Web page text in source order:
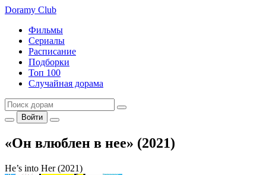
Doramy Club
Фильмы
Сериалы
Расписание
Подборки
Топ 100
Случайная дорама
Войти
«Он влюблен в нее» (2021)
He’s into Her (2021)